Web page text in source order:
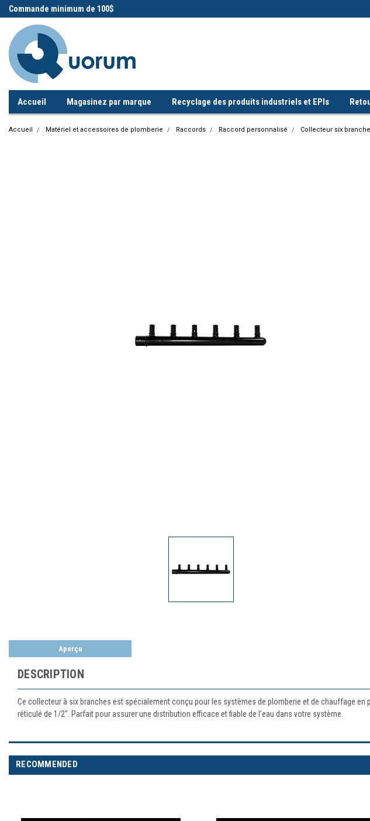
Commande minimum de 100$
Accueil Magasinez par marque Recyclage des produits industriels et EPIs
Accueil Matériel et accessoires de plomberie Raccords Raccord personnalisé Collecteur six
Aperçu
DESCRIPTION
Ce collecteur à six branches est spécialement conçu pour les systèmes de plomberie et de chauffage
réticulé de 1/2". Parfait pour assurer une distribution efficace et fiable de l'eau dans votre système.
RECOMMENDED